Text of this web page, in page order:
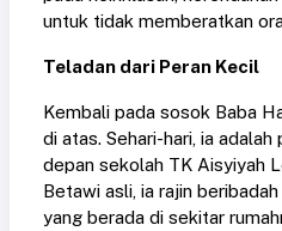
untuk tidak memberatkan
Teladan dari Peran Kecil
Kembali pada sosok Baba
di atas. Sehari-hari, ia
depan sekolah TK Aisyiyah
Betawi asli, ia rajin
yang berada di sekitar